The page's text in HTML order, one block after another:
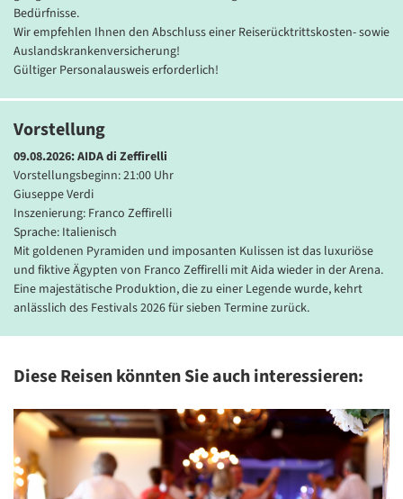
angenehme Atmosphäre.
© Hotel Villa Malaspina
Vorstellung
09.08.2026: AIDAdi Zeffirelli
Vorstellungsbeginn: 21:00 Uhr
Giuseppe Verdi
Inszenierung: Franco Zeffirelli
Sprache: Italienisch
Mit goldenen Pyramiden und imposanten Kulissen ist das luxuriöse
und fiktive Ägypten von Franco Zeffirelli mit Aida wieder in der Arena.
Eine majestätische Produktion, die zu einer Legende wurde, kehrt
anlässlich des Festivals 2026 für sieben Termine zurück.
Bedürfnisse.
Wir empfehlen Ihnen den Abschluss einer Reiserücktrittskosten- sowie
Auslandskrankenversicherung!
Gültiger Personalausweis erforderlich!
Diese Reisen könnten Sie auch interessieren: